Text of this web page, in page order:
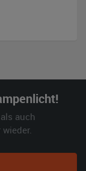
auch